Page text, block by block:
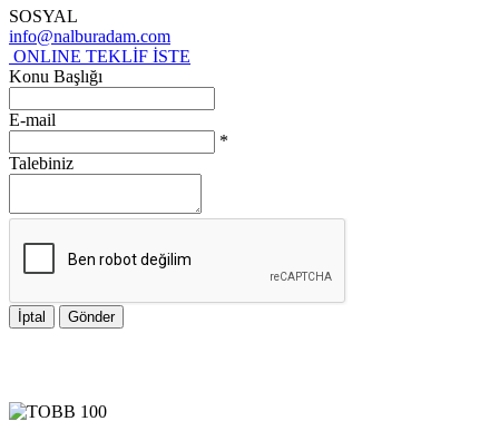
SOSYAL
info@nalburadam.com
ONLINE TEKLİF İSTE
Konu Başlığı
E-mail
*
Talebiniz
İptal Gönder